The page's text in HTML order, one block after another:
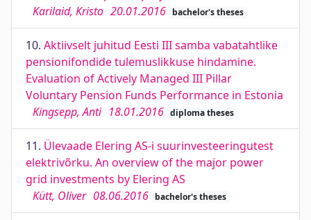
Karilaid, Kristo 20.01.2016 bachelor's theses
10. Aktiivselt juhitud Eesti III samba vabatahtlike
pensionifondide tulemuslikkuse hindamine.
Evaluation of Actively Managed III Pillar
Voluntary Pension Funds Performance in Estonia
Kingsepp, Anti 18.01.2016 diploma theses
11. Ülevaade Elering AS-i suurinvesteeringutest
elektrivõrku. An overview of the major power
grid investments by Elering AS
Kütt, Oliver 08.06.2016 bachelor's theses